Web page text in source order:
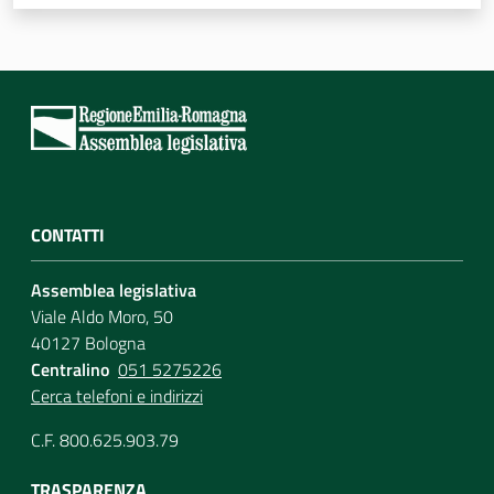
Per i cittadini
CONTATTI
Assemblea legislativa
Viale Aldo Moro, 50
40127 Bologna
Centralino 051 5275226
Cerca telefoni e indirizzi
C.F. 800.625.903.79